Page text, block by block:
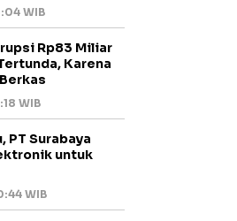
WIB
Rp83 Miliar
Karena
WIB
PT Surabaya
untuk
WIB